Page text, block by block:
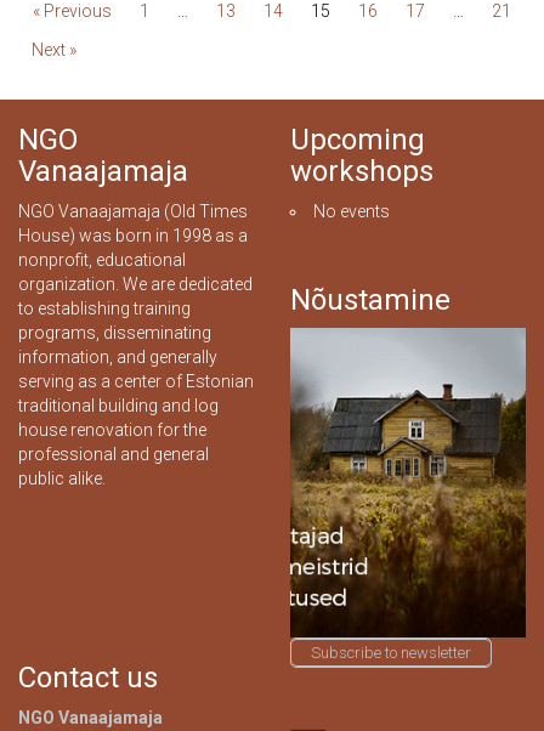
« Previous 1 … 13 14 15 16 17 …
21
Next »
NGO
Vanaajamaja
NGO Vanaajamaja (Old Times
House) was born in 1998 as a
nonprofit, educational
organization. We are dedicated
to establishing training
programs, disseminating
information, and generally
serving as a center of Estonian
traditional building and log
house renovation for the
professional and general
public alike.
Upcoming
workshops
No events
Nõustamine
Contact us
NGO Vanaajamaja
Subscribe to newsletter